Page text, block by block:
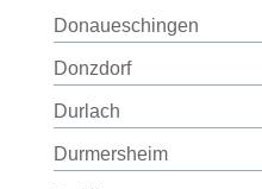
Donaueschingen
Donzdorf
Durlach
Durmersheim